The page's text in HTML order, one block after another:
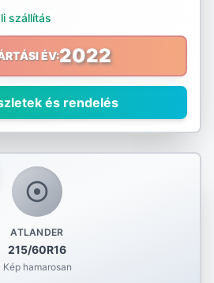
szállítás
ÉV:2022
és rendelés
ATLANDER
215/60R16
Kép hamarosan